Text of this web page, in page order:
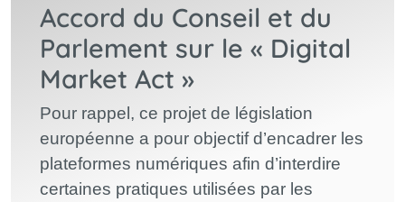
Accord du Conseil et du
Parlement sur le « Digital
Market Act »
Pour rappel, ce projet de législation
européenne a pour objectif d’encadrer les
plateformes numériques afin d’interdire
certaines pratiques utilisées par les